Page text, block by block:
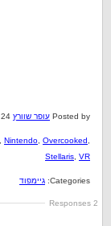
Posted by עופר שוורץ
Nintendo Overcooked
Stellaris VR
Categories: גיימפוד
2 Responses